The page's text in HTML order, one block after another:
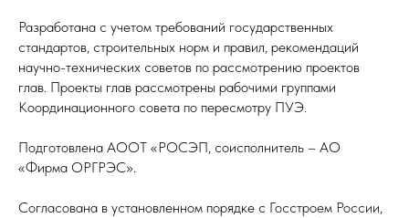
Разработана с учетом требований государственных
стандартов, строительных норм и правил, рекомендаций
научно-технических советов по рассмотрению проектов
глав. Проекты глав рассмотрены рабочими группами
Координационного совета по пересмотру ПУЭ.
Подготовлена АООТ «РОСЭП, соисполнитель – АО
«Фирма ОРГРЭС».
Согласована в установленном порядке с Госстроем России,